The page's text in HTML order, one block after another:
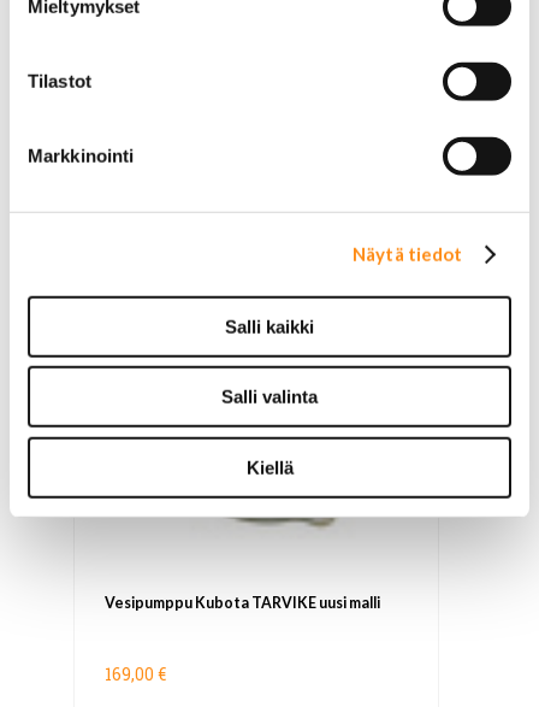
Mieltymykset
Tilastot
Markkinointi
Näytä tiedot
Salli kaikki
Salli valinta
Kiellä
Vesipumppu Kubota TARVIKE uusi malli
169,00 €